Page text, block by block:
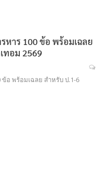
หาร 100 ข้อ พร้อมเฉลย
ทอม 2569
อ พร้อมเฉลย สำหรับ ป.1-6